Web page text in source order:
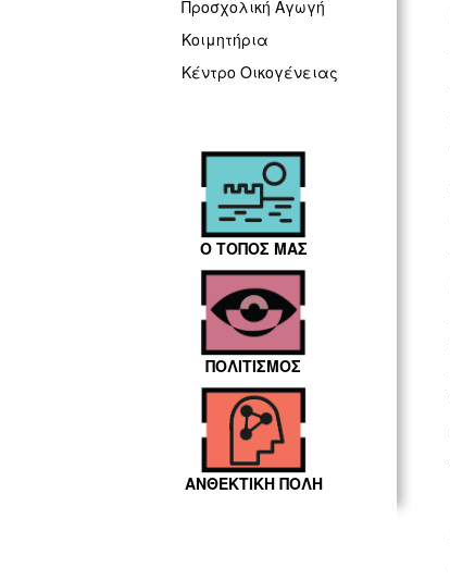
Προσχολική Αγωγή
Κοιμητήρια
Κέντρο Οικογένειας
Ο ΤΟΠΟΣ ΜΑΣ
ΠΟΛΙΤΙΣΜΟΣ
ΑΝΘΕΚΤΙΚΗ ΠΟΛΗ